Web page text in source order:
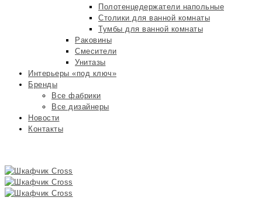
Полотенцедержатели напольные
Столики для ванной комнаты
Тумбы для ванной комнаты
Раковины
Смесители
Унитазы
Интерьеры «под ключ»
Бренды
Все фабрики
Все дизайнеры
Новости
Контакты